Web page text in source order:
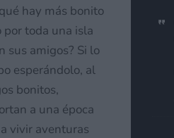
hay más bonito
toda una isla
sus amigos? Si lo
esperándolo, al
bonitos,
a una época
vivir aventuras